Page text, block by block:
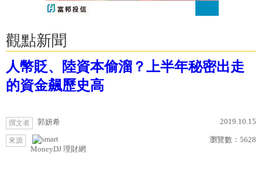
觀點新聞
人幣貶、陸資本偷溜？上半年秘密出走
的資金飆歷史高
撰文者 郭妍希 2019.10.15
來源
MoneyDJ 理財網
瀏覽數： 5628